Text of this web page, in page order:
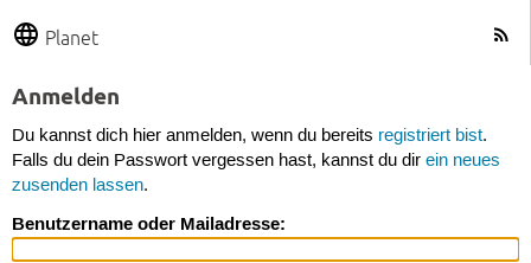
Planet
Anmelden
Du kannst dich hier anmelden, wenn du bereits registriert bist.
Falls du dein Passwort vergessen hast, kannst du dir ein neues
zusenden lassen.
Benutzername oder Mailadresse: